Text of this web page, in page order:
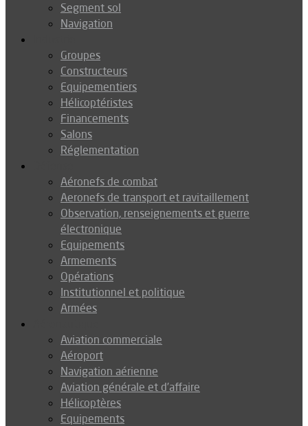
Segment sol
Navigation
Groupes
Constructeurs
Equipementiers
Hélicoptéristes
Financements
Salons
Réglementation
Aéronefs de combat
Aeronefs de transport et ravitaillement
Observation, renseignements et guerre
électronique
Equipements
Armements
Opérations
Institutionnel et politique
Armées
Aviation commerciale
Aéroport
Navigation aérienne
Aviation générale et d’affaire
Hélicoptères
Equipements